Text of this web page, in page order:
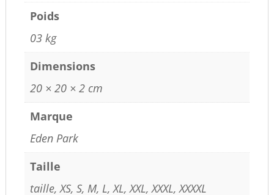
Poids
03 kg
Dimensions
20 × 20 × 2 cm
Marque
Eden Park
Taille
taille, XS, S, M, L, XL, XXL, XXXL, XXXXL